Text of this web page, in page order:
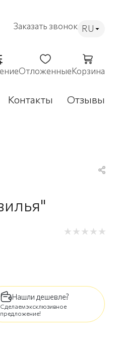
Заказать звонок RU
ОтложенныеКорзина
Контакты Отзывы
Нашли дешевле?
Сделаем эксклюзивное
предложение!